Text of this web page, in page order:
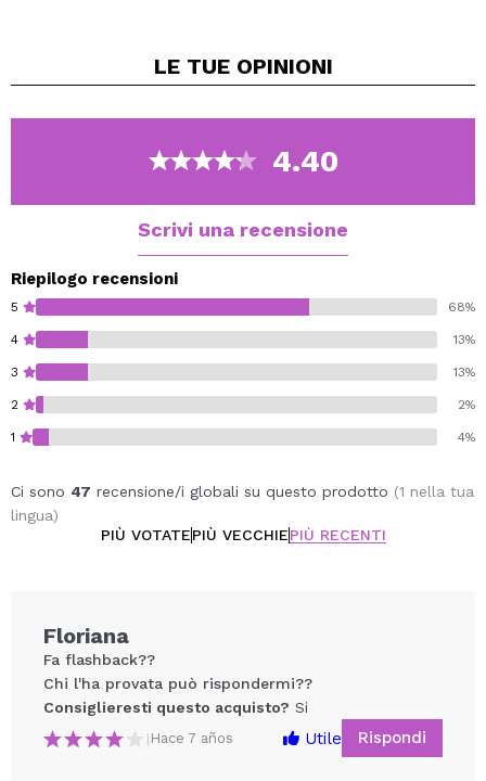
l'evidenziazione di scopi, come pure il T - Zone.
must-have in molti sacchetti di make-up!
LE TUE OPINIONI
4.40
Scrivi una recensione
Riepilogo recensioni
5 68%
4 13%
3 13%
2 2%
1 4%
Ci sono 47 recensione/i globali su questo prodotto (1 nella tua
lingua)
PIÙ VOTATEPIÙ VECCHIEPIÙ RECENTI
Floriana
Fa flashback??
Chi l'ha provata può rispondermi??
Consiglieresti questo acquisto? Si
| Hace 7 años Utile Rispondi